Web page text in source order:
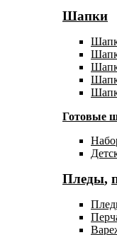
Шапки
Готовые
Пледы,